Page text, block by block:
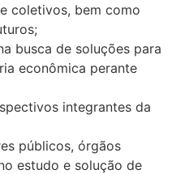
coletivos, bem como
busca de soluções para
econômica perante
integrantes da
públicos, órgãos
estudo e solução de